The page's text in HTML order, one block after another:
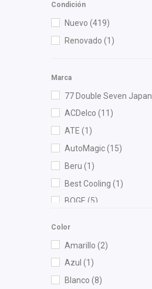
Condición
Nuevo (419)
Renovado (1)
Marca
77 Double Seven Japan
ACDelco (11)
ATE (1)
AutoMagic(15)
Beru (1)
Best Cooling (1)
BOGE (5)
Color
Amarillo (2)
Azul (1)
Blanco (8)